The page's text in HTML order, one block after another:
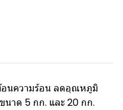
นความร้อน ลดอุณหภูมิ
นาด 5 กก. และ 20 กก.